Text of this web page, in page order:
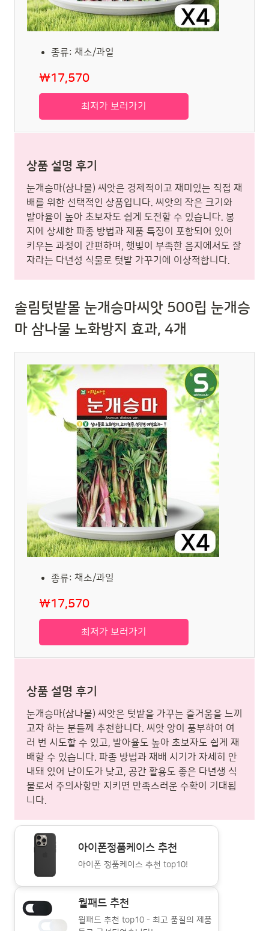
종류: 채소/과일
₩17,570
최저가 보러가기
상품 설명 후기
눈개승마(삼나물) 씨앗은 경제적이고 재미있는 직접 재
배를 위한 선택적인 상품입니다. 씨앗의 작은 크기와
발아율이 높아 초보자도 쉽게 도전할 수 있습니다. 봉
지에 상세한 파종 방법과 제품 특징이 포함되어 있어
키우는 과정이 간편하며, 햇빛이 부족한 음지에서도 잘
자라는 다년성 식물로 텃밭 가꾸기에 이상적합니다.
솔림텃밭몰 눈개승마씨앗 500립 눈개승
마 삼나물 노화방지 효과, 4개
종류: 채소/과일
₩17,570
최저가 보러가기
상품 설명 후기
눈개승마(삼나물) 씨앗은 텃밭을 가꾸는 즐거움을 느끼
고자 하는 분들께 추천합니다. 씨앗 양이 풍부하여 여
러 번 시도할 수 있고, 발아율도 높아 초보자도 쉽게 재
배할 수 있습니다. 파종 방법과 재배 시기가 자세히 안
내돼 있어 난이도가 낮고, 공간 활용도 좋은 다년생 식
물로서 주의사항만 지키면 만족스러운 수확이 기대됩
니다.
아이폰정품케이스 추천
아이폰 정품케이스 추천 top10!
월패드 추천
월패드 추천 top10 - 최고 품질의 제품